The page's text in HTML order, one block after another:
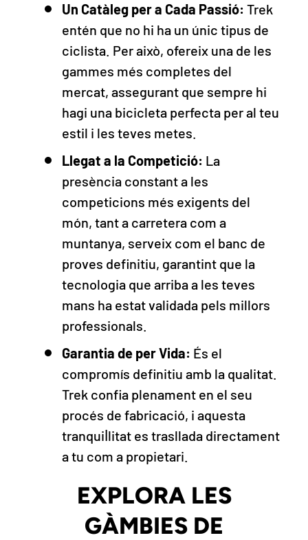
Un Catàleg per a Cada Passió: Trek
entén que no hi ha un únic tipus de
ciclista. Per això, ofereix una de les
gammes més completes del
mercat, assegurant que sempre hi
hagi una bicicleta perfecta per al teu
estil i les teves metes.
Llegat a la Competició: La
presència constant a les
competicions més exigents del
món, tant a carretera com a
muntanya, serveix com el banc de
proves definitiu, garantint que la
tecnologia que arriba a les teves
mans ha estat validada pels millors
professionals.
Garantia de per Vida: És el
compromís definitiu amb la qualitat.
Trek confia plenament en el seu
procés de fabricació, i aquesta
tranquil·litat es trasllada directament
a tu com a propietari.
EXPLORA LES
GÀMBIES DE